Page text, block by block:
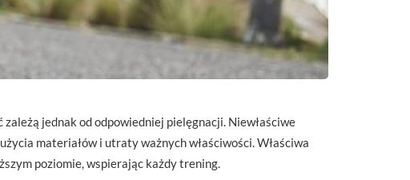
jednak od odpowiedniej pielęgnacji. Niewłaściwe
materiałów i utraty ważnych właściwości. Właściwa
poziomie, wspierając każdy trening.